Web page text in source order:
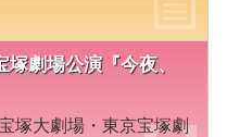
劇場公演『今夜、
塚大劇場・東京宝塚劇